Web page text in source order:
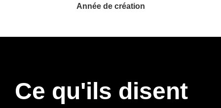
Année de création
Ce qu'ils disent